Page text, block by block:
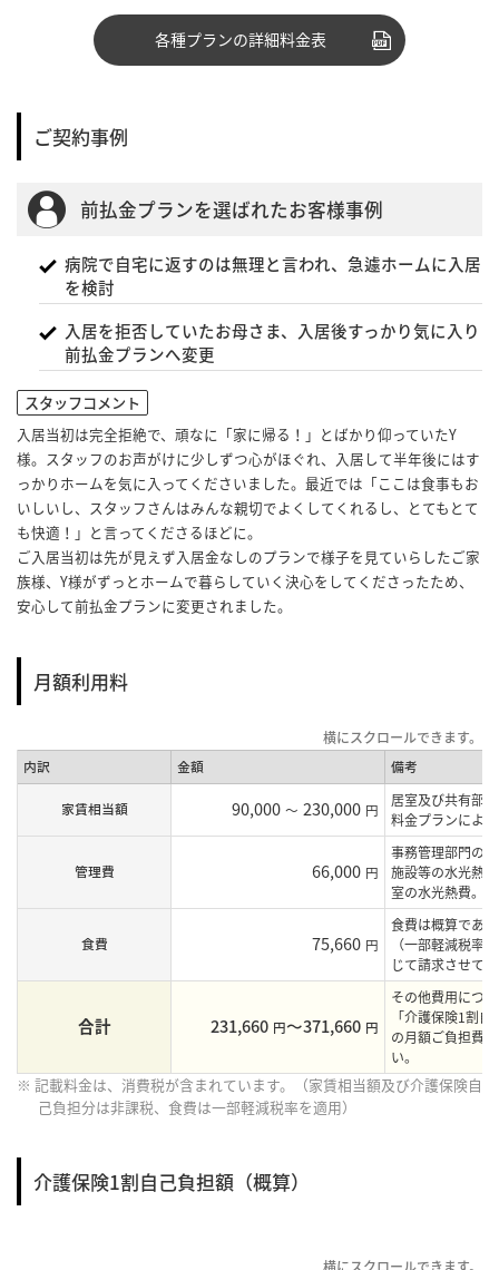
各種プランの詳細料金表
ご契約事例
前払金プランを選ばれたお客様事例
病院で自宅に返すのは無理と言われ、急遽ホームに入居
を検討
入居を拒否していたお母さま、入居後すっかり気に入り
前払金プランへ変更
スタッフコメント
入居当初は完全拒絶で、頑なに「家に帰る！」とばかり仰っていたY
様。スタッフのお声がけに少しずつ心がほぐれ、入居して半年後にはす
っかりホームを気に入ってくださいました。最近では「ここは食事もお
いしいし、スタッフさんはみんな親切でよくしてくれるし、とてもとて
も快適！」と言ってくださるほどに。
ご入居当初は先が見えず入居金なしのプランで様子を見ていらしたご家
族様、Y様がずっとホームで暮らしていく決心をしてくださったため、
安心して前払金プランに変更されました。
月額利用料
内訳 金額 備考
家賃相当額 90,000 ～ 230,000 円
居室及び共有部
料金プランによ
管理費 66,000 円
事務管理部門の
施設等の水光熱
室の水光熱費。
食費 75,660 円
食費は概算であ
（一部軽減税率
じて請求させて
合計 231,660 円〜371,660 円
その他費用につ
「介護保険1割
の月額ご負担費
い。
※ 記載料金は、消費税が含まれています。（家賃相当額及び介護保険自
己負担分は非課税、食費は一部軽減税率を適用）
介護保険1割自己負担額（概算）